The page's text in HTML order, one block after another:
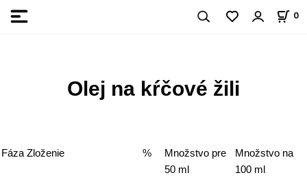
0
Olej na kŕčové žili
Fáza Zloženie %
Množstvo pre
50 ml
Množstvo na
100 ml